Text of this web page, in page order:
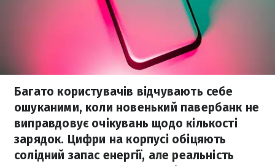
Багато користувачів відчувають себе
ошуканими, коли новенький павербанк не
виправдовує очікувань щодо кількості
зарядок. Цифри на корпусі обіцяють
солідний запас енергії, але реальність